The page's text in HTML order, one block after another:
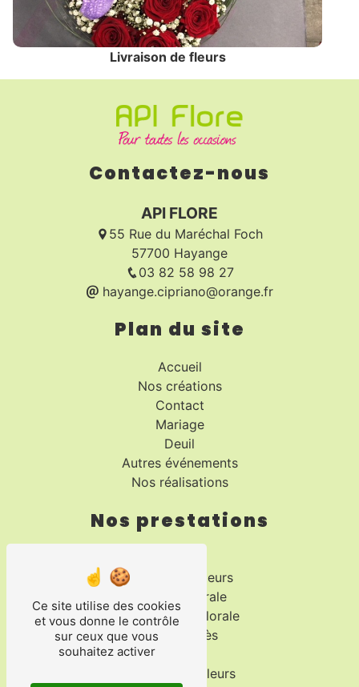
Livraison de fleurs
Contactez-nous
API FLORE
55 Rue du Maréchal Foch
57700 Hayange
03 82 58 98 27
hayange.cipriano@orange.fr
Plan du site
Accueil
Nos créations
Contact
Mariage
Deuil
Autres événements
Nos réalisations
Nos prestations
Bouquet de fleurs
Création florale
Composition florale
Fleurs décès
Livraison de fleurs
Ce site utilise des cookies
et vous donne le contrôle
sur ceux que vous
souhaitez activer